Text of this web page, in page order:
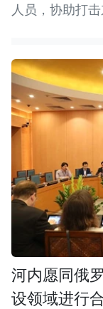
人员，协助打
河内愿同俄
设领域进行